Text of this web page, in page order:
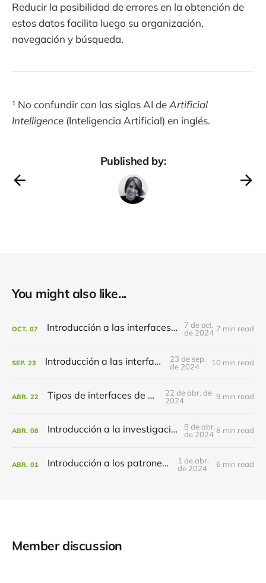
Reducir la posibilidad de errores en la obtención de
estos datos facilita luego su organización,
navegación y búsqueda.
¹ No confundir con las siglas AI deArtificial
Intelligence (Inteligencia Artificial) en inglés.
Published by:
You might also like...
OCT. 07 Introducción a las interfaces multimodales
7 de oct.
de 2024 7 min read
SEP. 23 Introducción a las interfaces de voz
23 de sep.
de 2024
10 min read
ABR. 22 Tipos de interfaces de usuario
22 de abr. de
2024
9 min read
ABR. 08 Introducción a la investigación de usuarios
8 de abr.
de 2024 8 min read
ABR. 01 Introducción a los patrones de diseño
1 de abr.
de 2024
6 min read
Member discussion